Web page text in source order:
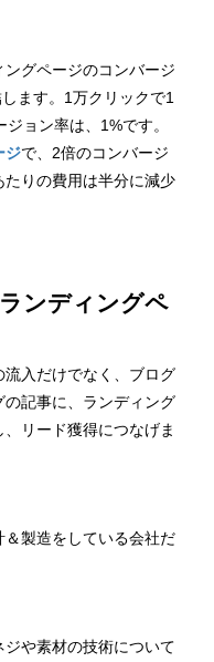
グページのコンバージ
ます。1万クリックで1
ョン率は、1%です。
ジで、2倍のコンバージ
たりの費用は半分に減少
ンディングペ
入だけでなく、ブログ
記事に、ランディング
リード獲得につなげま
製造をしている会社だ
や素材の技術について